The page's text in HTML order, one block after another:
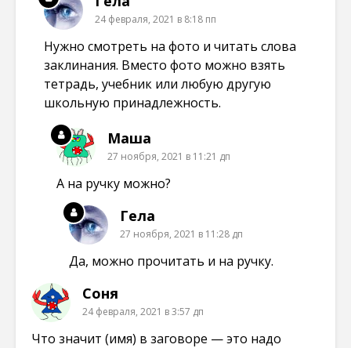
24 февраля, 2021 в 8:18 пп
Нужно смотреть на фото и читать слова
заклинания. Вместо фото можно взять
тетрадь, учебник или любую другую
школьную принадлежность.
Маша
27 ноября, 2021 в 11:21 дп
А на ручку можно?
Гела
27 ноября, 2021 в 11:28 дп
Да, можно прочитать и на ручку.
Соня
24 февраля, 2021 в 3:57 дп
Что значит (имя) в заговоре — это надо